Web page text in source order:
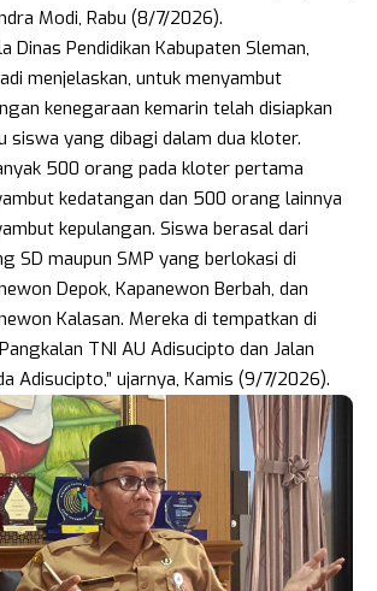
Modi, Rabu (8/7/2026).
Dinas Pendidikan Kabupaten Sleman,
menjelaskan, untuk menyambut
kenegaraan kemarin telah disiapkan
siswa yang dibagi dalam dua kloter.
500 orang pada kloter pertama
kedatangan dan 500 orang lainnya
kepulangan. Siswa berasal dari
SD maupun SMP yang berlokasi di
Depok, Kapanewon Berbah, dan
Kalasan. Mereka di tempatkan di
TNI AU Adisucipto dan Jalan
Adisucipto,” ujarnya, Kamis (9/7/2026).